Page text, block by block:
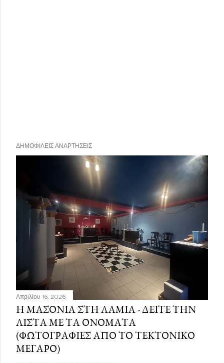
ΔΗΜΟΦΙΛΕΊΣ ΑΝΑΡΤΉΣΕΙΣ
Απριλίου 16, 2026
Η ΜΑΣΟΝΊΑ ΣΤΗ ΛΑΜΊΑ - ΔΕΊΤΕ ΤΗΝ
ΛΊΣΤΑ ΜΕ ΤΑ ΟΝΌΜΑΤΑ
(ΦΩΤΟΓΡΑΦΊΕΣ ΑΠΌ ΤΟ ΤΕΚΤΟΝΙΚΌ
ΜΈΓΑΡΟ)